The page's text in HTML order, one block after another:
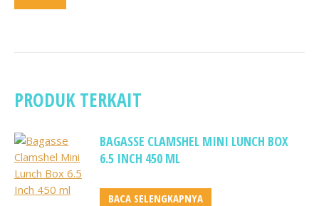
PRODUK TERKAIT
BAGASSE CLAMSHEL MINI LUNCH BOX
6.5 INCH 450 ML
BACA SELENGKAPNYA